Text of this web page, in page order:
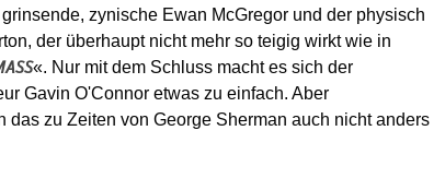
zynische Ewan McGregor und der physisch
der überhaupt nicht mehr so teigig wirkt wie in
«. Nur mit dem Schluss macht es sich der
Gavin O'Connor etwas zu einfach. Aber
das zu Zeiten von George Sherman auch nicht anders